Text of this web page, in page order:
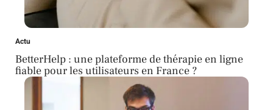
Actu
BetterHelp : une plateforme de thérapie en ligne
fiable pour les utilisateurs en France ?